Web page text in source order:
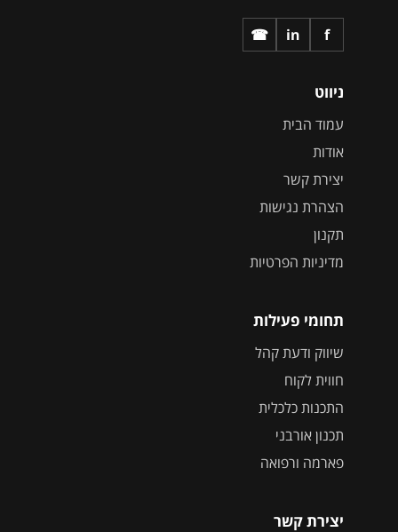
f
in
☎
ניווט
עמוד הבית
אודות
יצירת קשר
הצהרת נגישות
תקנון
מדיניות הפרטיות
תחומי פעילות
שיווק ודעת קהל
חווית לקוח
התכנות כלכלית
תכנון אורבני
פארמה ורפואה
יצירת קשר